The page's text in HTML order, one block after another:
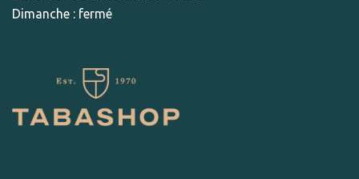
Dimanche : fermé